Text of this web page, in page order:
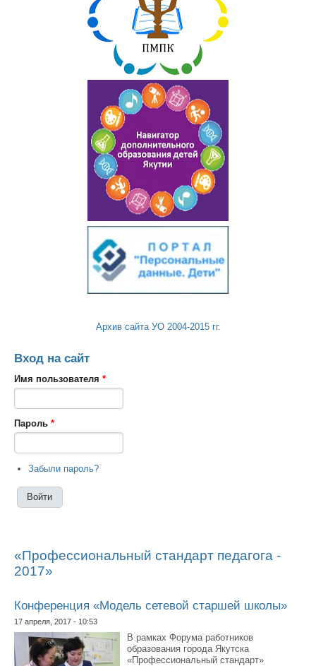
Архив сайта УО 2004-2015 гг.
Вход на сайт
Имя пользователя *
Пароль *
Забыли пароль?
«Профессиональный стандарт педагога -
2017»
Конференция «Модель сетевой старшей школы»
17 апреля, 2017 - 10:53
В рамках Форума работников
образования города Якутска
«Профессиональный стандарт»